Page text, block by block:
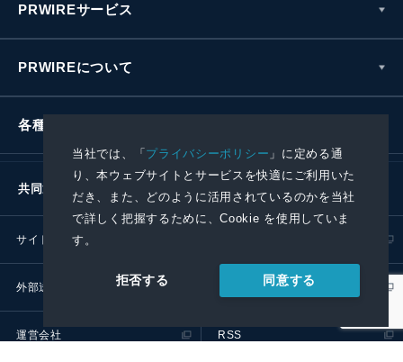
当社では、「プライバシーポリシー 」に定める通
り、本ウェブサイトとサービスを快適にご利用いた
だき、また、どのように活用されているのかを当社
で詳しく把握するために、Cookie を使用していま
す。
拒否する 同意する
PRWIREサービス
PRWIREについて
各種お問い合わせ
共同通信社グループ
サイトポリシー
外部送信ポリシー プレスリリース取扱基準
運営会社 RSS